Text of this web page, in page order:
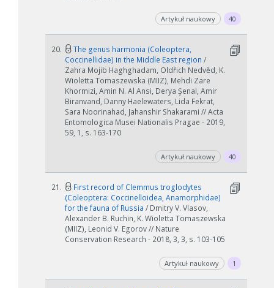
Artykuł naukowy 40
20.
The genus harmonia (Coleoptera,
Coccinellidae) in the Middle East region /
Zahra Mojib Haghghadam, Oldřich Nedvěd, K.
Wioletta Tomaszewska (MIIZ), Mehdi Zare
Khormizi, Amin N. Al Ansi, Derya Şenal, Amir
Biranvand, Danny Haelewaters, Lida Fekrat,
Sara Noorinahad, Jahanshir Shakarami // Acta
Entomologica Musei Nationalis Pragae - 2019,
59, 1, s. 163-170
Artykuł naukowy 40
21.
First record of Clemmus troglodytes
(Coleoptera: Coccinelloidea, Anamorphidae)
for the fauna of Russia / Dmitry V. Vlasov,
Alexander B. Ruchin, K. Wioletta Tomaszewska
(MIIZ), Leonid V. Egorov // Nature
Conservation Research - 2018, 3, 3, s. 103-105
Artykuł naukowy 1